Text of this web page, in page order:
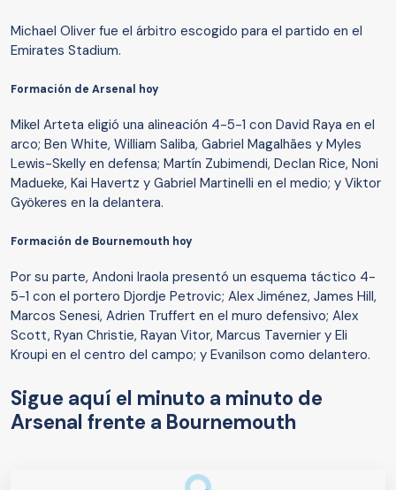
Michael Oliver fue el árbitro escogido para el partido en el
Emirates Stadium.
Formación de Arsenal hoy
Mikel Arteta eligió una alineación 4-5-1 con David Raya en el
arco; Ben White, William Saliba, Gabriel Magalhães y Myles
Lewis-Skelly en defensa; Martín Zubimendi, Declan Rice, Noni
Madueke, Kai Havertz y Gabriel Martinelli en el medio; y Viktor
Gyökeres en la delantera.
Formación de Bournemouth hoy
Por su parte, Andoni Iraola presentó un esquema táctico 4-
5-1 con el portero Djordje Petrovic; Alex Jiménez, James Hill,
Marcos Senesi, Adrien Truffert en el muro defensivo; Alex
Scott, Ryan Christie, Rayan Vitor, Marcus Tavernier y Eli
Kroupi en el centro del campo; y Evanilson como delantero.
Sigue aquí el minuto a minuto de
Arsenal frente a Bournemouth